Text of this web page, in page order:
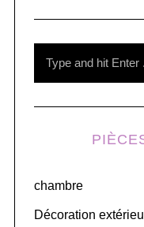
f
o
chambre
Décoration